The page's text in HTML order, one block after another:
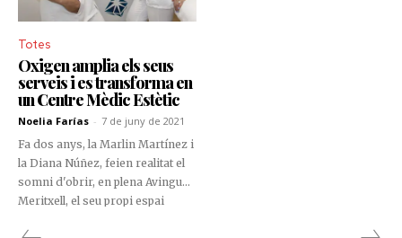
Totes
Oxigen amplia els seus
serveis i es transforma en
un Centre Mèdic Estètic
Noelia Farías - 7 de juny de 2021
Fa dos anys, la Marlin Martínez i
la Diana Núñez, feien realitat el
somni d'obrir, en plena Avinguda
Meritxell, el seu propi espai